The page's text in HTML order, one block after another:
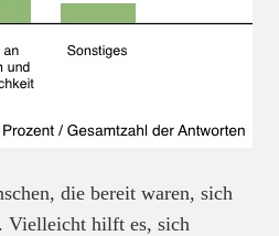
die bereit waren, sich
Vielleicht hilft es, sich